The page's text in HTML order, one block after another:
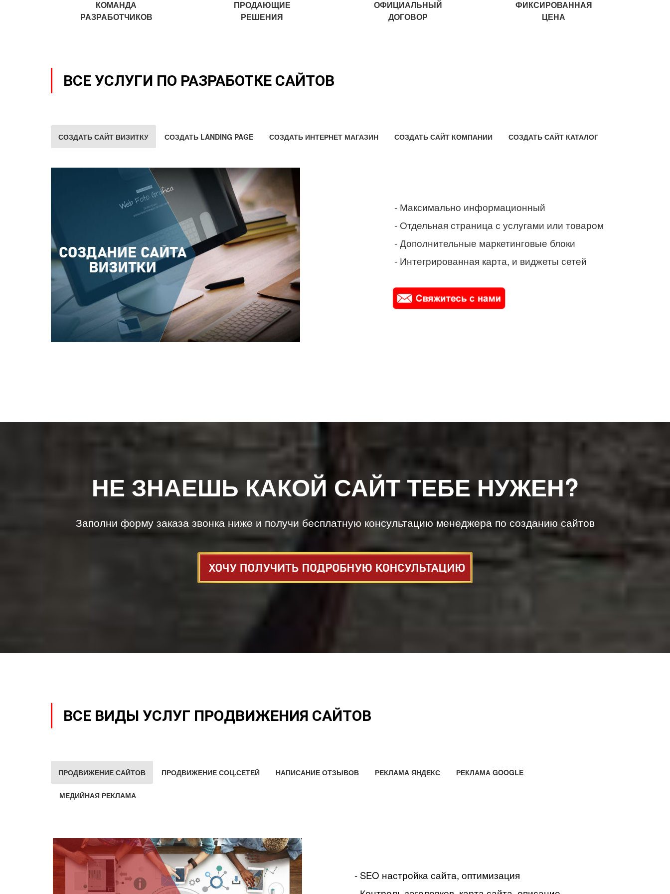
КОМАНДА
РАЗРАБОТЧИКОВ
ПРОДАЮЩИЕ
РЕШЕНИЯ
ОФИЦИАЛЬНЫЙ
ДОГОВОР
ФИКСИРОВАННАЯ
ЦЕНА
ВСЕ УСЛУГИ ПО РАЗРАБОТКЕ САЙТОВ
СОЗДАТЬ САЙТ ВИЗИТКУ СОЗДАТЬ LANDING PAGE СОЗДАТЬ ИНТЕРНЕТ МАГАЗИН СОЗДАТЬ САЙТ КОМПАНИИ СОЗДАТЬ САЙТ КАТАЛОГ
- Максимально информационный
- Отдельная страница с услугами или товаром
- Дополнительные маркетинговые блоки
- Интегрированная карта, и виджеты сетей
НЕ ЗНАЕШЬ КАКОЙ САЙТ ТЕБЕ НУЖЕН?
Заполни форму заказа звонка ниже и получи бесплатную консультацию менеджера по созданию сайтов
ВСЕ ВИДЫ УСЛУГ ПРОДВИЖЕНИЯ САЙТОВ
ПРОДВИЖЕНИЕ САЙТОВ ПРОДВИЖЕНИЕ СОЦ.СЕТЕЙ НАПИСАНИЕ ОТЗЫВОВ РЕКЛАМА ЯНДЕКС РЕКЛАМА GOOGLE
МЕДИЙНАЯ РЕКЛАМА
- SEO настройка сайта, оптимизация